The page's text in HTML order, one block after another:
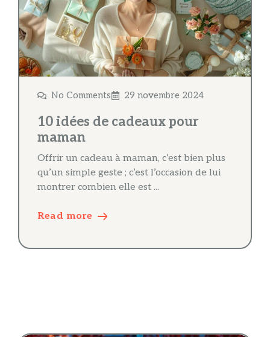
No Comments 29 novembre 2024
10 idées de cadeaux pour
maman
Offrir un cadeau à maman, c’est bien plus
qu’un simple geste ; c’est l’occasion de lui
montrer combien elle est ...
Read more